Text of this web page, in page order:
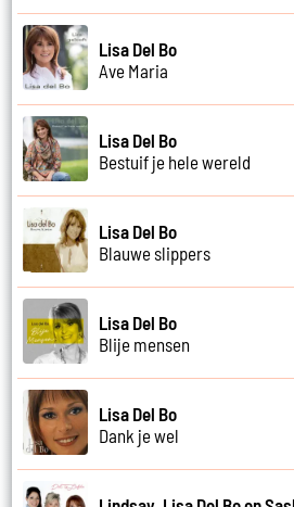
Lisa Del Bo
Ave Maria
Lisa Del Bo
Bestuif je hele wereld
Lisa Del Bo
Blauwe slippers
Lisa Del Bo
Blije mensen
Lisa Del Bo
Dank je wel